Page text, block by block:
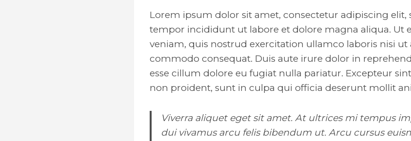
Lorem ipsum dolor sit amet, consectetur adipiscing elit,
tempor incididunt ut labore et dolore magna aliqua. Ut
veniam, quis nostrud exercitation ullamco laboris nisi ut
commodo consequat. Duis aute irure dolor in
esse cillum dolore eu fugiat nulla pariatur. Excepteur
non proident, sunt in culpa qui officia deserunt mollit
Viverra aliquet eget sit amet. At ultrices mi tempus
dui vivamus arcu felis bibendum ut. Arcu cursus